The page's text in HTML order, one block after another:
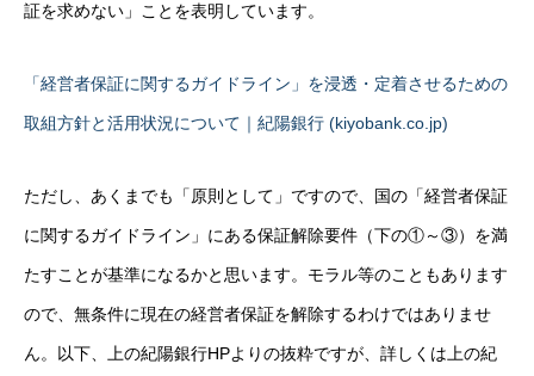
証を求めない」ことを表明しています。
「経営者保証に関するガイドライン」を浸透・定着させるための
取組方針と活用状況について｜紀陽銀行 (kiyobank.co.jp)
ただし、あくまでも「原則として」ですので、国の「経営者保証
に関するガイドライン」にある保証解除要件（下の①～③）を満
たすことが基準になるかと思います。モラル等のこともあります
ので、無条件に現在の経営者保証を解除するわけではありませ
ん。以下、上の紀陽銀行HPよりの抜粋ですが、詳しくは上の紀